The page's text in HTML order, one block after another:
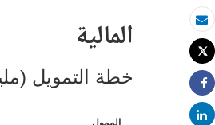
بريد الكتروني
طباعة
Tweet
Share
Share
المالية
خطة التمويل
الممول